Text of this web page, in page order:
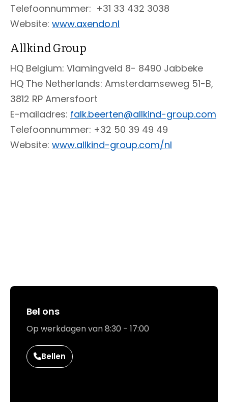
Telefoonnummer: +31 33 432 3038
Website: www.axendo.nl
Allkind Group
HQ Belgium: Vlamingveld 8- 8490 Jabbeke
HQ The Netherlands: Amsterdamseweg 51-B,
3812 RP Amersfoort
E-mailadres: falk.beerten@allkind-group.com
Telefoonnummer: +32 50 39 49 49
Website: www.allkind-group.com/nl
Bel ons
Op werkdagen van 8:30 - 17:00
Bellen